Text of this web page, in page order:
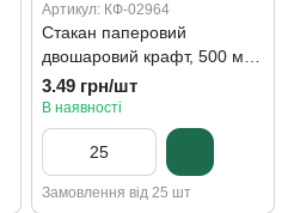
Артикул: КФ-02964
Стакан паперовий
двошаровий крафт, 500 мл,
d=90 мм
3.49 грн/шт
В наявності
Замовлення від 25 шт